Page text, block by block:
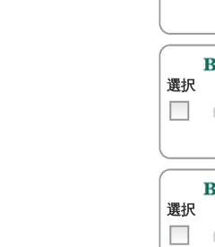
選択
選択